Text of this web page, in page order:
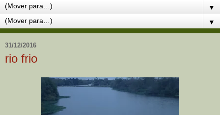
▼
▼
31/12/2016
rio frio